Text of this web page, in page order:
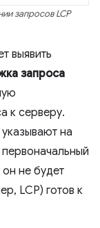
запросов LCP
выявить
запроса
к серверу.
указывают на
не будет
LCP) готов к